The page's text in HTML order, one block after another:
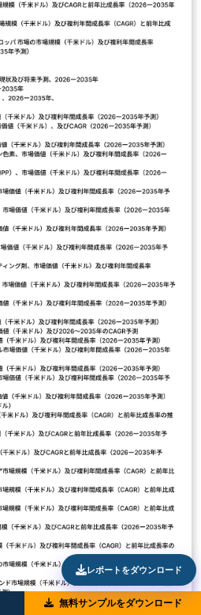
無料サンプルをダウンロード
レポートをダウンロード